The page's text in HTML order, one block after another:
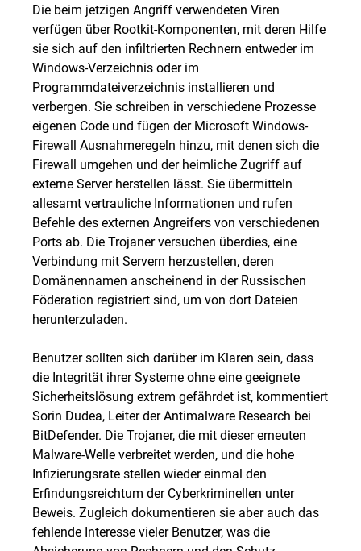
Die beim jetzigen Angriff verwendeten Viren
verfügen über Rootkit-Komponenten, mit deren Hilfe
sie sich auf den infiltrierten Rechnern entweder im
Windows-Verzeichnis oder im
Programmdateiverzeichnis installieren und
verbergen. Sie schreiben in verschiedene Prozesse
eigenen Code und fügen der Microsoft Windows-
Firewall Ausnahmeregeln hinzu, mit denen sich die
Firewall umgehen und der heimliche Zugriff auf
externe Server herstellen lässt. Sie übermitteln
allesamt vertrauliche Informationen und rufen
Befehle des externen Angreifers von verschiedenen
Ports ab. Die Trojaner versuchen überdies, eine
Verbindung mit Servern herzustellen, deren
Domänennamen anscheinend in der Russischen
Föderation registriert sind, um von dort Dateien
herunterzuladen.
Benutzer sollten sich darüber im Klaren sein, dass
die Integrität ihrer Systeme ohne eine geeignete
Sicherheitslösung extrem gefährdet ist, kommentiert
Sorin Dudea, Leiter der Antimalware Research bei
BitDefender. Die Trojaner, die mit dieser erneuten
Malware-Welle verbreitet werden, und die hohe
Infizierungsrate stellen wieder einmal den
Erfindungsreichtum der Cyberkriminellen unter
Beweis. Zugleich dokumentieren sie aber auch das
fehlende Interesse vieler Benutzer, was die